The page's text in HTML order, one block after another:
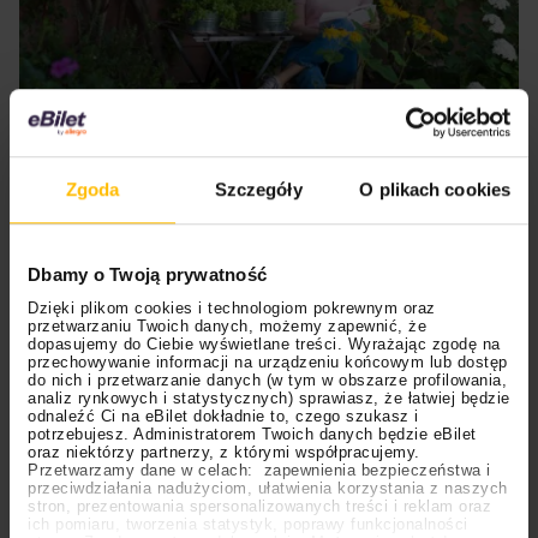
Zgoda Szczegóły O plikach cookies
Dbamy o Twoją prywatność
Dzięki plikom cookies i technologiom pokrewnym oraz
przetwarzaniu Twoich danych, możemy zapewnić, że
dopasujemy do Ciebie wyświetlane treści. Wyrażając zgodę na
przechowywanie informacji na urządzeniu końcowym lub dostęp
do nich i przetwarzanie danych (w tym w obszarze profilowania,
analiz rynkowych i statystycznych) sprawiasz, że łatwiej będzie
odnaleźć Ci na eBilet dokładnie to, czego szukasz i
potrzebujesz. Administratorem Twoich danych będzie eBilet
oraz niektórzy partnerzy, z którymi współpracujemy.
Przetwarzamy dane w celach: zapewnienia bezpieczeństwa i
przeciwdziałania nadużyciom, ułatwienia korzystania z naszych
stron, prezentowania spersonalizowanych treści i reklam oraz
ich pomiaru, tworzenia statystyk, poprawy funkcjonalności
Polecane Scena Impostora 06.08.2026
prawdziwym fanem
Chivasa?
eBilet Festiwal 05.08.2026
inicjatywą eBilet
jednoczącą fanów
Bring Me The Horizon Ciekawostki 03.08.2026 Dla dzieci Polecane 30.07.2026
Muzyka a zdrowie psychiczne: jak pomaga
w radzeniu sobie ze stresem i depresją
To, jakiej muzyki słuchamy, ma wpływ na nasz nastrój.
Często jest tak, że jadąc autobusem, obserwujemy krople
deszczu spływające po szybie i pogrążamy się w
melancholii czy nawet smutku, słuchając jednocześnie
najsmutniejszych piosenek na świecie. A wiesz, że
muzykę można wykorzystać też w drugą stronę: jako
pomoc w radzeniu sobie ze stresem i depresją?